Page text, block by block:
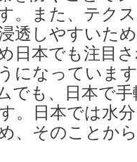
。また、テク
透しやすいた
日本でも注目
になっていま
でも、日本で
。日本では水
、そのことか